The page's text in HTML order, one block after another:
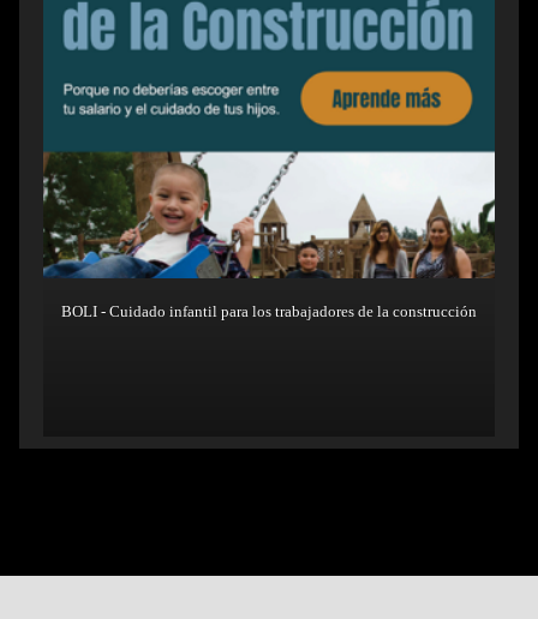
BOLI - Cuidado infantil para los trabajadores de la construcción